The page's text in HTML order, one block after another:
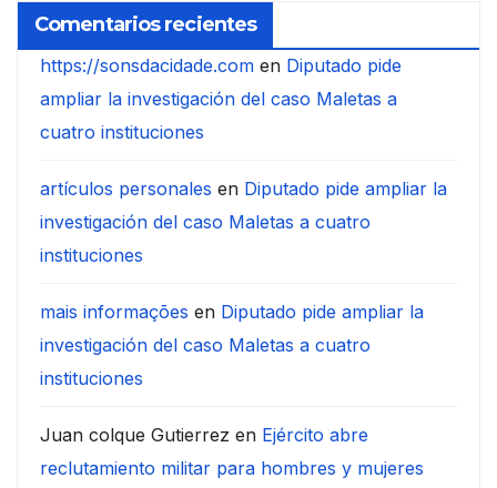
Comentarios recientes
https://sonsdacidade.com en Diputado pide
ampliar la investigación del caso Maletas a
cuatro instituciones
artículos personales en Diputado pide ampliar la
investigación del caso Maletas a cuatro
instituciones
mais informações en Diputado pide ampliar la
investigación del caso Maletas a cuatro
instituciones
Juan colque Gutierrez en Ejército abre
reclutamiento militar para hombres y mujeres